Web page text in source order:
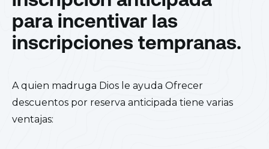
para incentivar las
inscripciones tempranas.
A quien madruga Dios le ayuda Ofrecer
descuentos por reserva anticipada tiene varias
ventajas: